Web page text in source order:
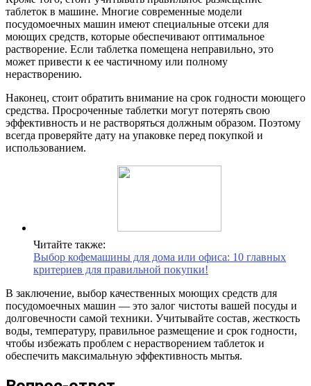
таблеток в машине. Многие современные модели
посудомоечных машин имеют специальные отсеки для
моющих средств, которые обеспечивают оптимальное
растворение. Если таблетка помещена неправильно, это
может привести к ее частичному или полному
нерастворению.
Наконец, стоит обратить внимание на срок годности моющего
средства. Просроченные таблетки могут потерять свою
эффективность и не растворяться должным образом. Поэтому
всегда проверяйте дату на упаковке перед покупкой и
использованием.
Читайте также:
Выбор кофемашины для дома или офиса: 10 главных
критериев для правильной покупки!
В заключение, выбор качественных моющих средств для
посудомоечных машин — это залог чистоты вашей посуды и
долговечности самой техники. Учитывайте состав, жесткость
воды, температуру, правильное размещение и срок годности,
чтобы избежать проблем с нерастворением таблеток и
обеспечить максимальную эффективность мытья.